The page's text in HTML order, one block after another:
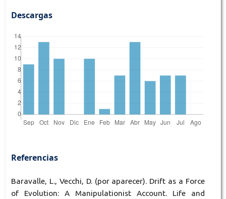
Descargas
Referencias
Baravalle, L., Vecchi, D. (por aparecer). Drift as a Force
of Evolution: A Manipulationist Account. Life and